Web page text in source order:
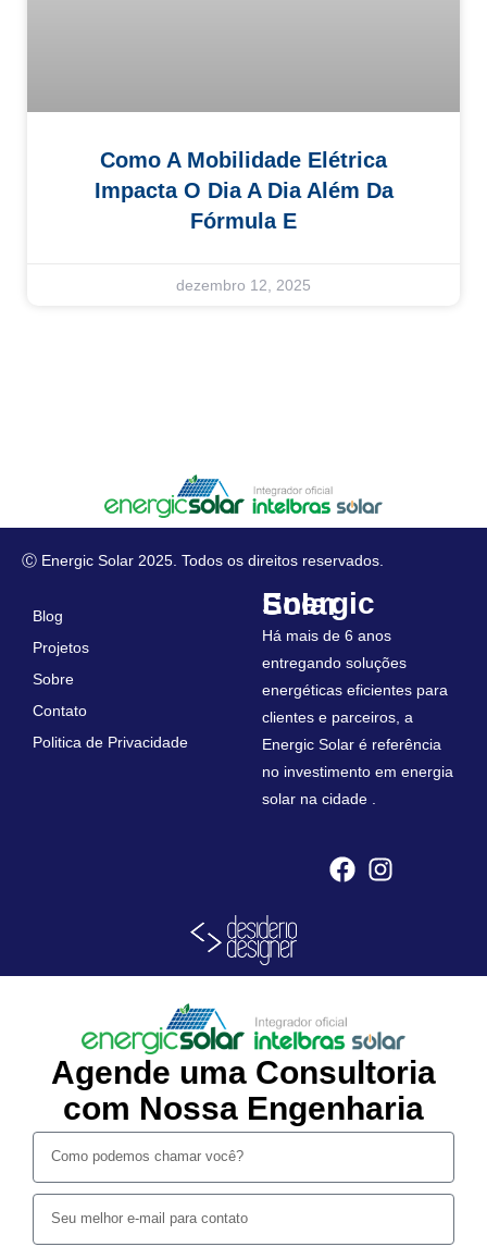
Como A Mobilidade Elétrica
Impacta O Dia A Dia Além Da
Fórmula E
dezembro 12, 2025
Ⓒ Energic Solar 2025. Todos os direitos reservados.
Blog
Projetos
Sobre
Contato
Politica de Privacidade
Energic Solar
Há mais de 6 anos
entregando soluções
energéticas eficientes para
clientes e parceiros, a
Energic Solar é referência
no investimento em energia
solar na cidade .
Agende uma Consultoria
com Nossa Engenharia